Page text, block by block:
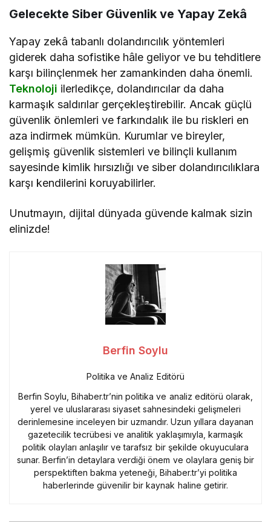
Gelecekte Siber Güvenlik ve Yapay Zekâ
Yapay zekâ tabanlı dolandırıcılık yöntemleri
giderek daha sofistike hâle geliyor ve bu tehditlere
karşı bilinçlenmek her zamankinden daha önemli.
Teknoloji ilerledikçe, dolandırıcılar da daha
karmaşık saldırılar gerçekleştirebilir. Ancak güçlü
güvenlik önlemleri ve farkındalık ile bu riskleri en
aza indirmek mümkün. Kurumlar ve bireyler,
gelişmiş güvenlik sistemleri ve bilinçli kullanım
sayesinde kimlik hırsızlığı ve siber dolandırıcılıklara
karşı kendilerini koruyabilirler.
Unutmayın, dijital dünyada güvende kalmak sizin
elinizde!
Berfin Soylu
Politika ve Analiz Editörü
Berfin Soylu, Bihaber.tr’nin politika ve analiz editörü olarak,
yerel ve uluslararası siyaset sahnesindeki gelişmeleri
derinlemesine inceleyen bir uzmandır. Uzun yıllara dayanan
gazetecilik tecrübesi ve analitik yaklaşımıyla, karmaşık
politik olayları anlaşılır ve tarafsız bir şekilde okuyuculara
sunar. Berfin’in detaylara verdiği önem ve olaylara geniş bir
perspektiften bakma yeteneği, Bihaber.tr’yi politika
haberlerinde güvenilir bir kaynak haline getirir.